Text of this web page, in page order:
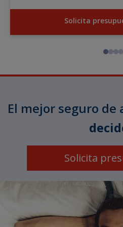
Solicita
El mejor seguro de
Solicita